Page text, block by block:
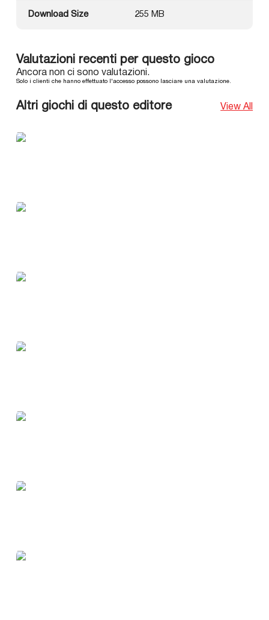
Download Size 255 MB
Valutazioni recenti per questo gioco
Ancora non ci sono valutazioni.
Solo i clienti che hanno effettuato l'accesso possono lasciare una valutazione.
Altri giochi di questo editore View All